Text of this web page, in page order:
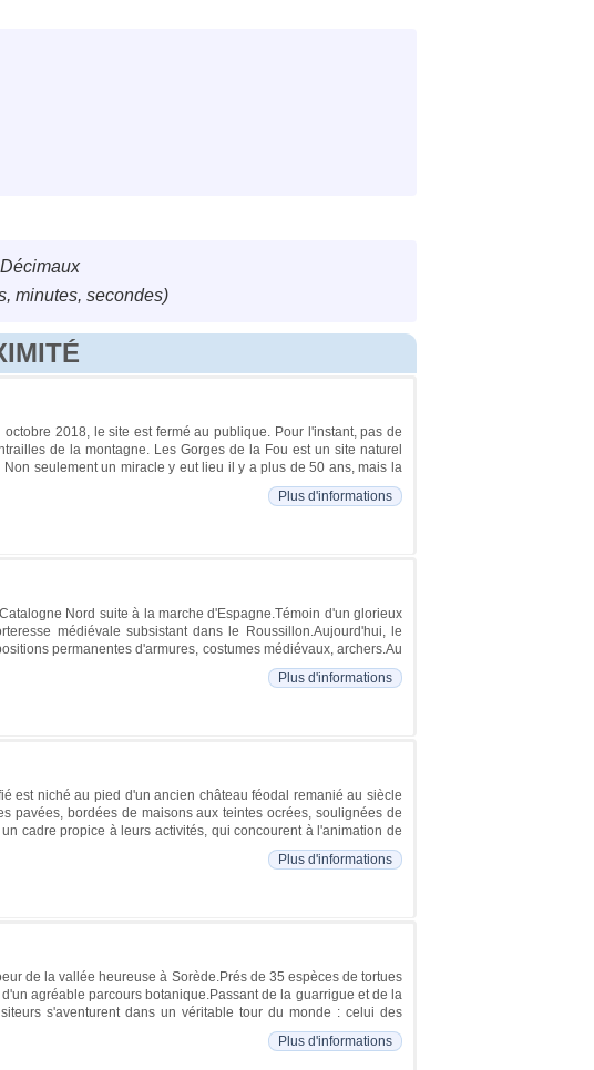
minutes, secondes)
2018, le site est fermé au publique. Pour l'instant, pas de
de la montagne. Les Gorges de la Fou est un site naturel
seulement un miracle y eut lieu il y a plus de 50 ans, mais la
Plus d'informations
Nord suite à la marche d'Espagne.Témoin d'un glorieux
médiévale subsistant dans le Roussillon.Aujourd'hui, le
permanentes d'armures, costumes médiévaux, archers.Au
Plus d'informations
est niché au pied d'un ancien château féodal remanié au siècle
pavées, bordées de maisons aux teintes ocrées, soulignées de
cadre propice à leurs activités, qui concourent à l'animation de
Plus d'informations
de la vallée heureuse à Sorède.Prés de 35 espèces de tortues
agréable parcours botanique.Passant de la guarrigue et de la
s'aventurent dans un véritable tour du monde : celui des
Plus d'informations